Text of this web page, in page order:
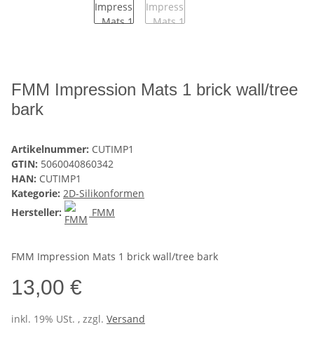
FMM Impression Mats 1 brick wall/tree
bark
Artikelnummer: CUTIMP1
GTIN: 5060040860342
HAN: CUTIMP1
Kategorie: 2D-Silikonformen
Hersteller:
FMM
FMM Impression Mats 1 brick wall/tree bark
13,00 €
inkl. 19% USt. , zzgl. Versand